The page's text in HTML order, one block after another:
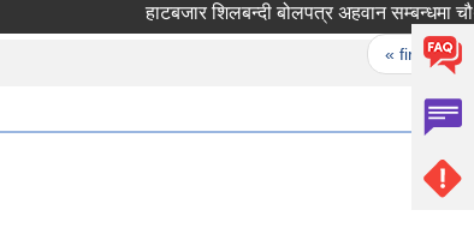
हाटबजार शिलबन्दी बोलपत्र अहवान सम्बन्धमा चौथो
« first ‹